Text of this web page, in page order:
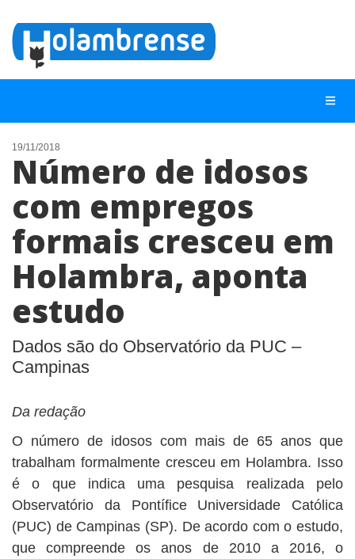
NOTÍCIAS
LISTA DIGITAL
TELEFONES ÚTEIS
ANUNCIE
19/11/2018
Número de idosos
com empregos
formais cresceu em
Holambra, aponta
estudo
Dados são do Observatório da PUC –
Campinas
Da redação
O número de idosos com mais de 65 anos que
trabalham formalmente cresceu em Holambra. Isso
é o que indica uma pesquisa realizada pelo
Observatório da Pontífice Universidade Católica
(PUC) de Campinas (SP). De acordo com o estudo,
que compreende os anos de 2010 a 2016, o